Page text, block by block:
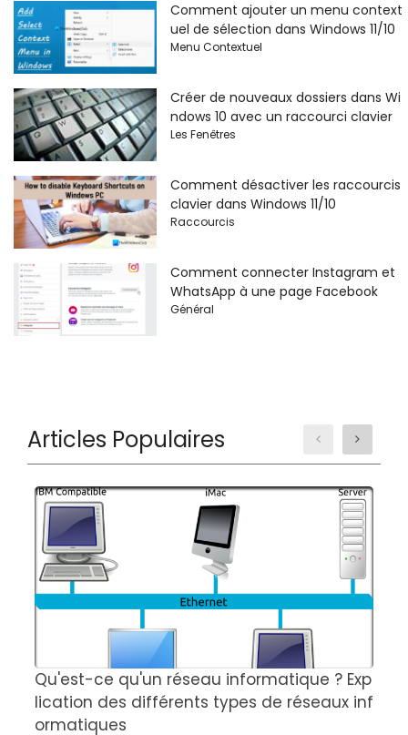
Comment ajouter un menu context
uel de sélection dans Windows 11/10
Menu Contextuel
Créer de nouveaux dossiers dans Wi
ndows 10 avec un raccourci clavier
Les Fenêtres
Comment désactiver les raccourcis
clavier dans Windows 11/10
Raccourcis
Comment connecter Instagram et
WhatsApp à une page Facebook
Général
Articles Populaires
Qu'est-ce qu'un réseau informatique ? Exp
lication des différents types de réseaux inf
ormatiques